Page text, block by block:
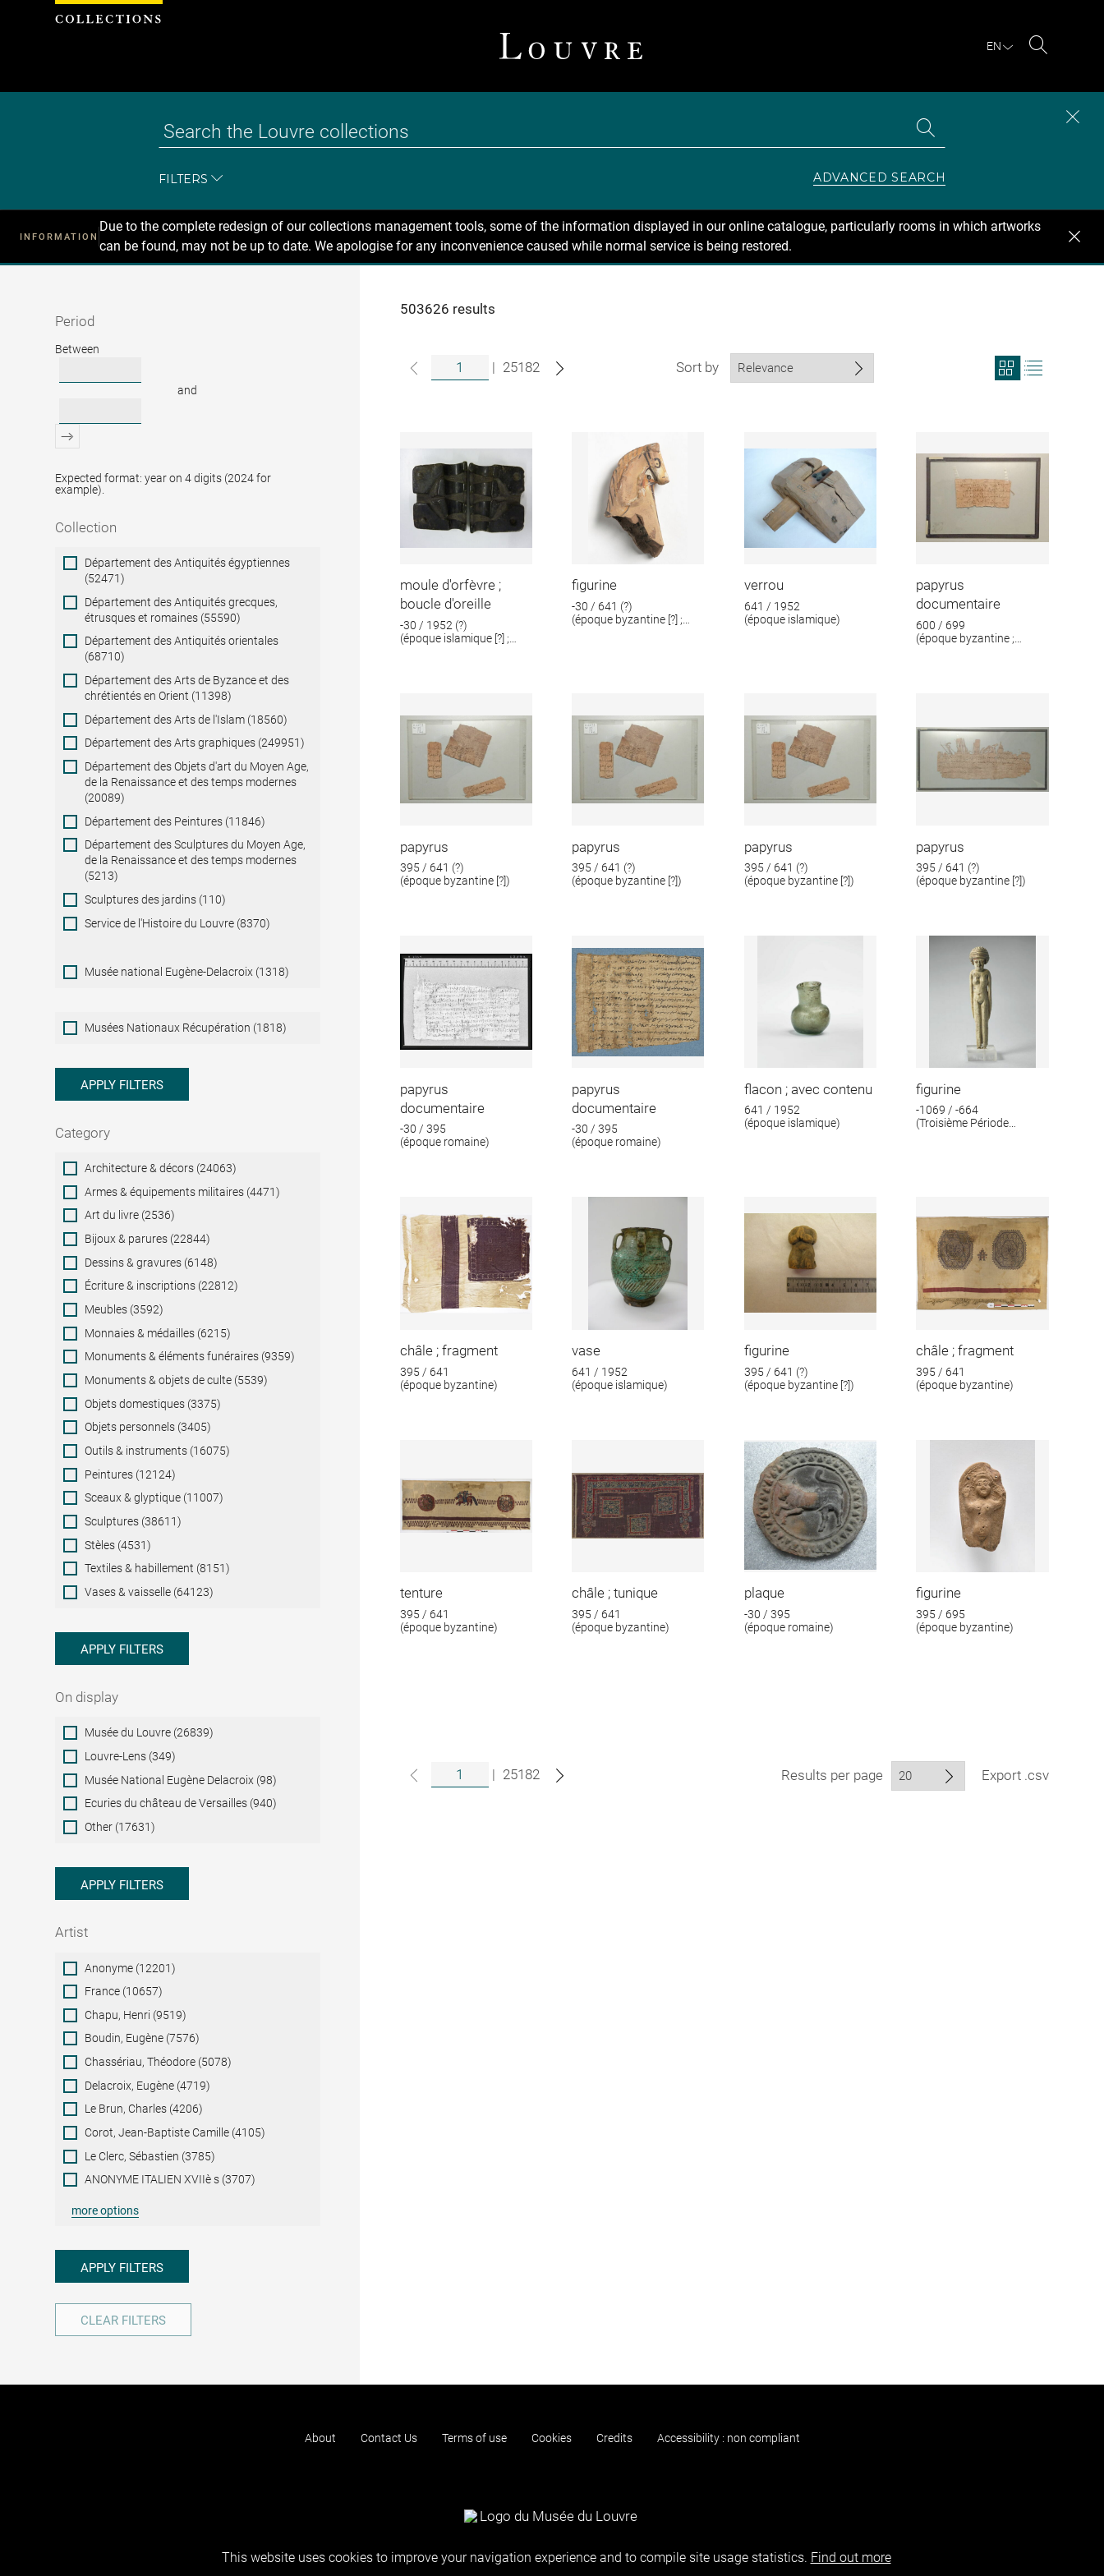
EN
FILTERS ADVANCED SEARCH
INFORMATION
Due to the complete redesign of our collections management tools, some of the information displayed in our online catalogue, particularly rooms in which artworks
can be found, may not be up to date. We apologise for any inconvenience caused while normal service is being restored.
Recherche
Period
Period
Between
and
Expected format: year on 4 digits (2024 for
example).
Collection
Collection
Département des Antiquités égyptiennes
(52471)
Département des Antiquités grecques,
étrusques et romaines (55590)
Département des Antiquités orientales
(68710)
Département des Arts de Byzance et des
chrétientés en Orient (11398)
Département des Arts de l'Islam (18560)
Département des Arts graphiques (249951)
Département des Objets d'art du Moyen Age,
de la Renaissance et des temps modernes
(20089)
Département des Peintures (11846)
Département des Sculptures du Moyen Age,
de la Renaissance et des temps modernes
(5213)
Sculptures des jardins (110)
Service de l'Histoire du Louvre (8370)
Musée national Eugène-Delacroix (1318)
Musées
Nationaux
Musées Nationaux Récupération (1818)
APPLY FILTERS
Category
Category
Architecture & décors (24063)
Armes & équipements militaires (4471)
Art du livre (2536)
Bijoux & parures (22844)
Dessins & gravures (6148)
Écriture & inscriptions (22812)
Meubles (3592)
Monnaies & médailles (6215)
Monuments & éléments funéraires (9359)
Monuments & objets de culte (5539)
Objets domestiques (3375)
Objets personnels (3405)
Outils & instruments (16075)
Peintures (12124)
Sceaux & glyptique (11007)
Sculptures (38611)
Stèles (4531)
Textiles & habillement (8151)
Vases & vaisselle (64123)
APPLY FILTERS
On display
On
display
Musée du Louvre (26839)
Louvre-Lens (349)
Musée National Eugène Delacroix (98)
Ecuries du château de Versailles (940)
Other (17631)
APPLY FILTERS
Artist
ArtistAnonyme (12201)
France (10657)
Chapu, Henri (9519)
Boudin, Eugène (7576)
Chassériau, Théodore (5078)
Delacroix, Eugène (4719)
Le Brun, Charles (4206)
Corot, Jean-Baptiste Camille (4105)
Le Clerc, Sébastien (3785)
ANONYME ITALIEN XVIIè s (3707)
more options
APPLY FILTERS
CLEAR FILTERS
503626 results
| 25182 Sort by
View
search
moule d'orfèvre ;
boucle d'oreille
-30 / 1952 (?)
(époque islamique [?] ;
figurine
-30 / 641 (?)
(époque byzantine [?] ;
verrou
641 / 1952
(époque islamique)
papyrus
documentaire
600 / 699
(époque byzantine ;
papyrus
395 / 641 (?)
(époque byzantine [?])
papyrus
395 / 641 (?)
(époque byzantine [?])
papyrus
395 / 641 (?)
(époque byzantine [?])
papyrus
395 / 641 (?)
(époque byzantine [?])
papyrus
documentaire
-30 / 395
(époque romaine)
papyrus
documentaire
-30 / 395
(époque romaine)
flacon ; avec contenu
641 / 1952
(époque islamique)
figurine
-1069 / -664
(Troisième Période
châle ; fragment
395 / 641
(époque byzantine)
vase
641 / 1952
(époque islamique)
figurine
395 / 641 (?)
(époque byzantine [?])
châle ; fragment
395 / 641
(époque byzantine)
tenture
395 / 641
(époque byzantine)
châle ; tunique
395 / 641
(époque byzantine)
plaque
-30 / 395
(époque romaine)
figurine
395 / 695
(époque byzantine)
| 25182 Results per page Export .csv
About Contact Us Terms of use Cookies Credits Accessibility : non compliant
Cookies management panel
This website uses cookies to improve your navigation experience and to compile site usage statistics. Find out more